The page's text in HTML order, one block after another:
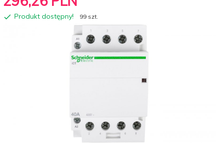
Produkt dostępny! 99 szt.